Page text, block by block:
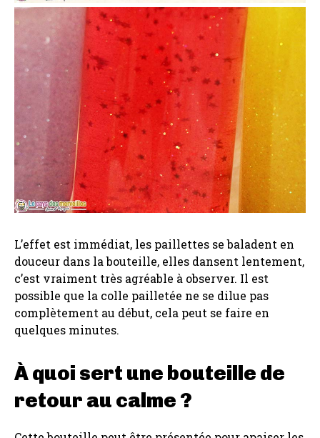
L’effet est immédiat, les paillettes se baladent en
douceur dans la bouteille, elles dansent lentement,
c’est vraiment très agréable à observer. Il est
possible que la colle pailletée ne se dilue pas
complètement au début, cela peut se faire en
quelques minutes.
À quoi sert une bouteille de
retour au calme ?